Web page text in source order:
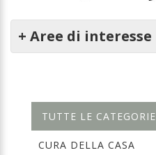
+ Aree di interesse
TUTTE LE CATEGORIE
CURA DELLA CASA